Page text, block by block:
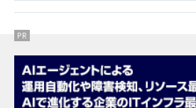
PR
PR
PR